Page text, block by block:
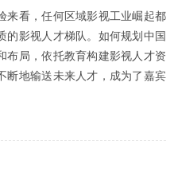
来看，任何区域影视工业崛起都
的影视人才梯队。如何规划中国
布局，依托教育构建影视人才资
断地输送未来人才，成为了嘉宾